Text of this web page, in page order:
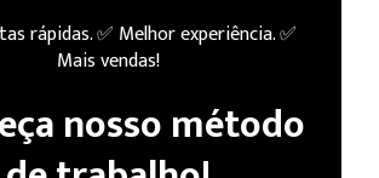
rápidas. ✅ Melhor experiência. ✅
Mais vendas!
nosso método